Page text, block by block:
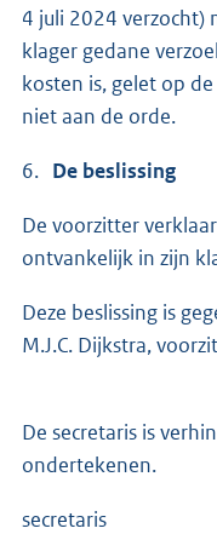
4 juli 2024 verzocht)
klager gedane
kosten is, gelet op
niet aan de orde.
6. De beslissing
De voorzitter
ontvankelijk in zijn
Deze beslissing is
M.J.C. Dijkstra,
De secretaris is
ondertekenen.